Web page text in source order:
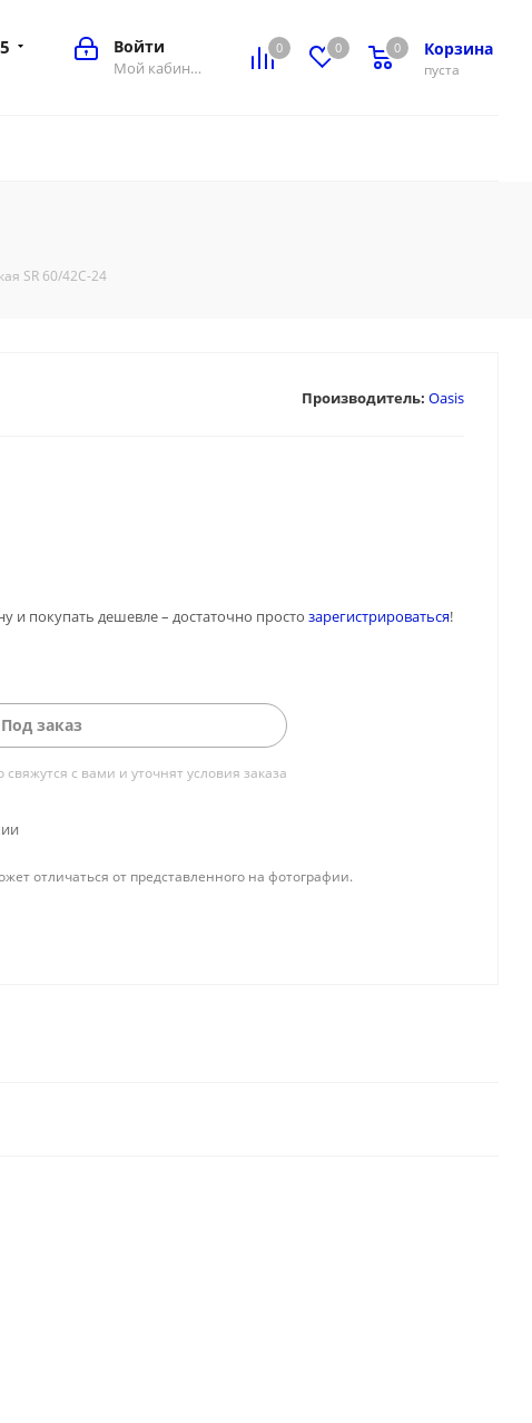
0 0 Корзина
0
пуста
0
Войти
Мой кабинет
SR 60/42С-24
Производитель: Oasis
и покупать дешевле – достаточно просто зарегистрироваться!
Под заказ
с вами и уточнят условия заказа
отличаться от представленного на фотографии.